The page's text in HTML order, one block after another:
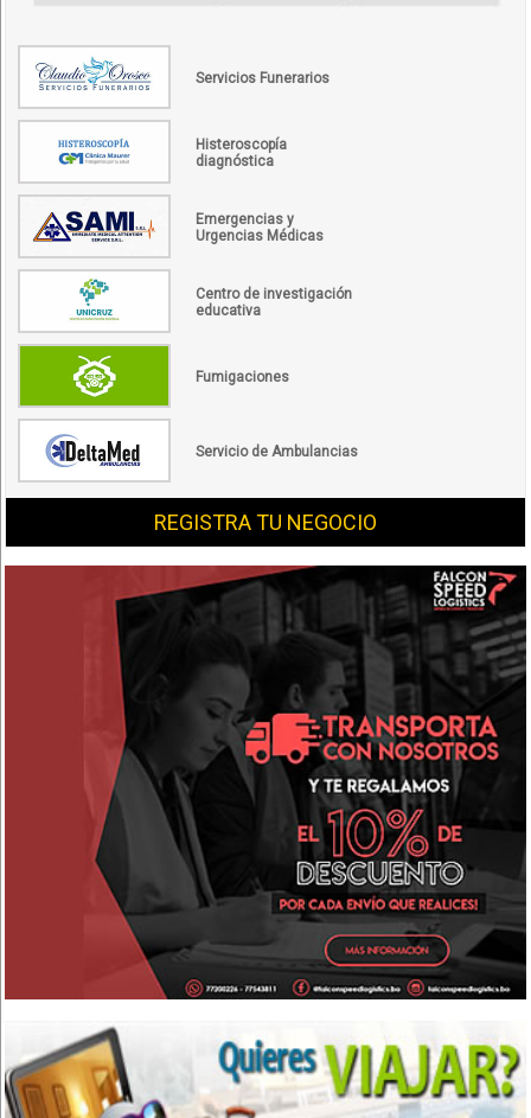
Servicios Funerarios
Histeroscopía
diagnóstica
Emergencias y
Urgencias Médicas
Centro de investigación
educativa
Fumigaciones
Servicio de Ambulancias
REGISTRA TU NEGOCIO